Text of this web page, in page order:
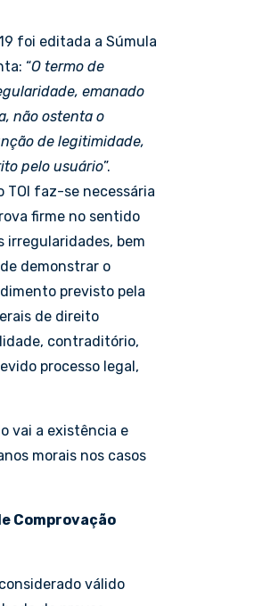
foi editada a Súmula
“O termo de
emanado
não ostenta o
de legitimidade,
pelo usuário”.
TOI faz-se necessária
firme no sentido
irregularidades, bem
demonstrar o
previsto pela
de direito
contraditório,
processo legal,
vai a existência e
morais nos casos
Comprovação
válido